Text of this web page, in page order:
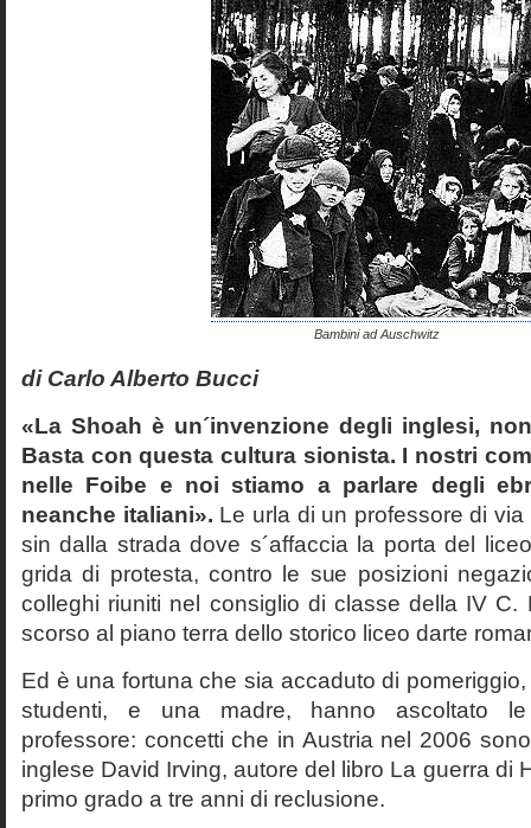
Bambini ad Auschwitz
di Carlo Alberto Bucci
«La Shoah è un´invenzione degli inglesi,
Basta con questa cultura sionista. I nostri
nelle Foibe e noi stiamo a parlare degli
neanche italiani». Le urla di un professore di
sin dalla strada dove s´affaccia la porta del
grida di protesta, contro le sue posizioni
colleghi riuniti nel consiglio di classe della IV C.
scorso al piano terra dello storico liceo darte
Ed è una fortuna che sia accaduto di
studenti, e una madre, hanno ascoltato le
professore: concetti che in Austria nel 2006
inglese David Irving, autore del libro La guerra di
primo grado a tre anni di reclusione.